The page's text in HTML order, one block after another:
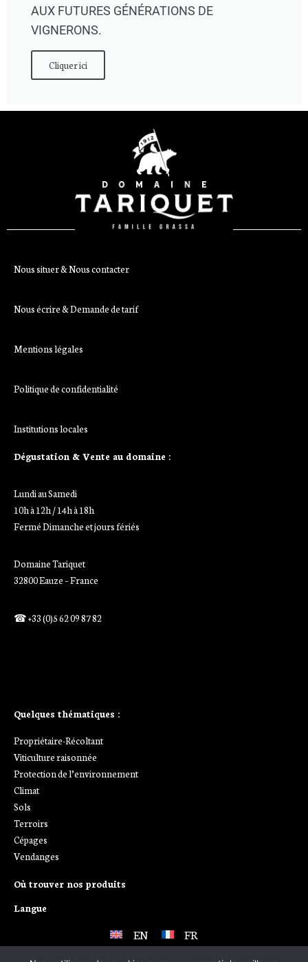
AUX FUTURES GÉNÉRATIONS DE
VIGNERONS.
Cliquer ici
Nous situer & Nous contacter
Nous écrire & Demande de tarif
Mentions légales
Politique de confidentialité
Institutions locales
Dégustation & Vente au domaine :
Lundi au Samedi
10h à 12h / 14h à 18h
Fermé Dimanche et jours fériés
Domaine Tariquet
32800 Eauze – France
☎ +33 (0)5 62 09 87 82
Quelques thématiques :
Propriétaire-Récoltant
Viticulture raisonnée
Protection de l’environnement
Climat
Sols
Terroirs
Cépages
Vendanges
Où trouver nos produits
Langue
EN FR